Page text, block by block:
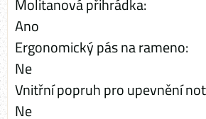
Molitanová přihrádka:
Ano
Ergonomický pás na rameno:
Ne
Vnitřní popruh pro upevnění
Ne